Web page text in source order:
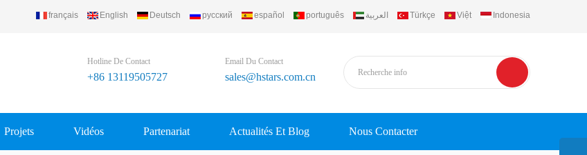
français English Deutsch русский español português العربية Türkçe Việt Indonesia
Hotline De Contact
+86 13119505727
Email Du Contact
sales@hstars.com.cn
Projets Vidéos Partenariat Actualités Et Blog Nous Contacter